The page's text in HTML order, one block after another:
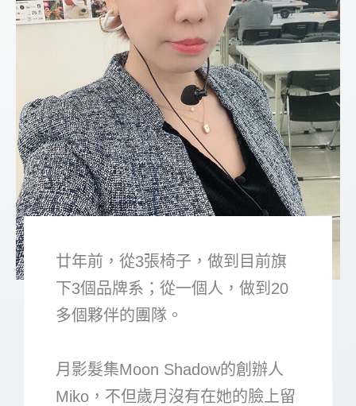
廿年前，從3張椅子，做到目前旗
下3個品牌系；從一個人，做到20
多個夥伴的團隊。
月影髮集Moon Shadow的創辦人
Miko，不但歲月沒有在她的臉上留